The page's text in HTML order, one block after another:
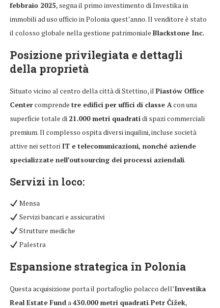
febbraio 2025, segna il primo investimento di Investika in
immobili ad uso ufficio in Polonia quest’anno. Il venditore è stato
il colosso globale nella gestione patrimoniale Blackstone Inc.
Posizione privilegiata e dettagli
della proprietà
Situato vicino al centro della città di Stettino, il Piastów Office
Centercomprende tre edifici per uffici di classe Acon una
superficie totale di 21.000 metri quadratidi spazi commerciali
premium. Il complesso ospita diversi inquilini, incluse società
attive nei settori IT e telecomunicazioni, nonché aziende
specializzate nell’outsourcing dei processi aziendali.
Servizi in loco:
Mensa
Servizi bancari e assicurativi
Strutture mediche
Palestra
Espansione strategica in Polonia
Questa acquisizione porta il portafoglio polacco dell’Investika
Real Estate Funda430.000 metri quadrati.Petr Čížek,